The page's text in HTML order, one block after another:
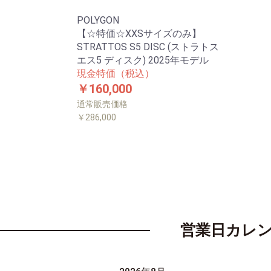
POLYGON
【☆特価☆XXSサイズのみ】
STRATTOS S5 DISC (ストラトス
エス5 ディスク) 2025年モデル
現金特価（税込）
￥160,000
通常販売価格
￥286,000
営業日カレ